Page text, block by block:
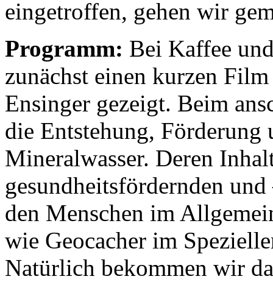
eingetroffen, gehen wir
Programm: Bei Kaffee
zunächst einen kurzen
Ensinger gezeigt. Beim
die Entstehung,
Mineralwasser. Deren
gesundheitsfördernden
den Menschen im
wie Geocacher im
Natürlich bekommen wir